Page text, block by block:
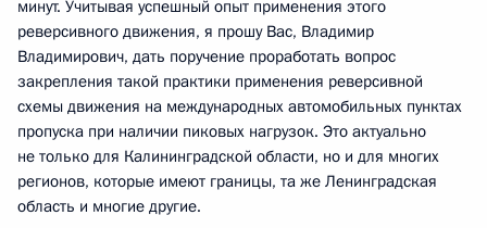
минут. Учитывая успешный опыт применения этого
реверсивного движения, я прошу Вас, Владимир
Владимирович, дать поручение проработать вопрос
закрепления такой практики применения реверсивной
схемы движения на международных автомобильных пунктах
пропуска при наличии пиковых нагрузок. Это актуально
не только для Калининградской области, но и для многих
регионов, которые имеют границы, та же Ленинградская
область и многие другие.